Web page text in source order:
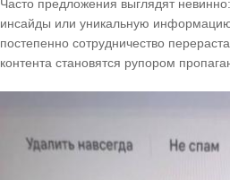
Часто предложения выглядят
инсайды или уникальную
постепенно сотрудничество
контента становятся рупором